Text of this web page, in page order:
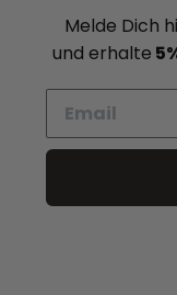
Melde Dich
und erhalte